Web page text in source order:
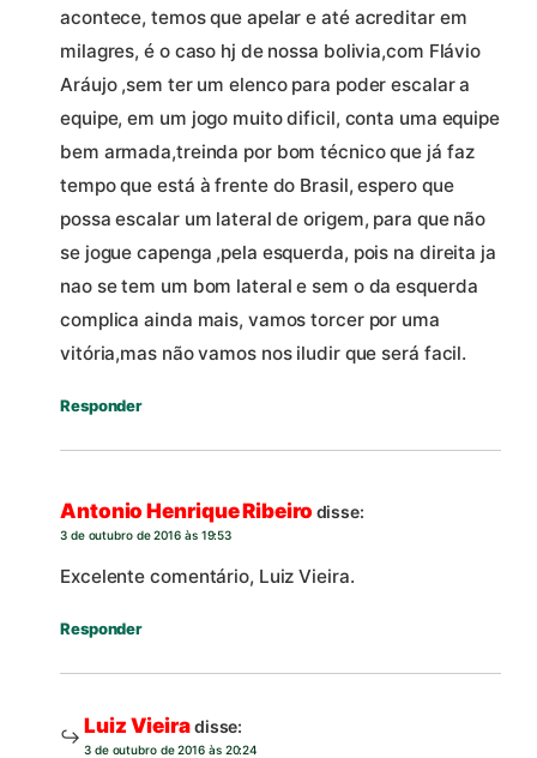
acontece, temos que apelar e até acreditar em
milagres, é o caso hj de nossa bolivia,com Flávio
Aráujo ,sem ter um elenco para poder escalar a
equipe, em um jogo muito dificil, conta uma equipe
bem armada,treinda por bom técnico que já faz
tempo que está à frente do Brasil, espero que
possa escalar um lateral de origem, para que não
se jogue capenga ,pela esquerda, pois na direita ja
nao se tem um bom lateral e sem o da esquerda
complica ainda mais, vamos torcer por uma
vitória,mas não vamos nos iludir que será facil.
Responder
Antonio Henrique Ribeiro disse:
3 de outubro de 2016 às 19:53
Excelente comentário, Luiz Vieira.
Responder
Luiz Vieiradisse:
3 de outubro de 2016 às 20:24